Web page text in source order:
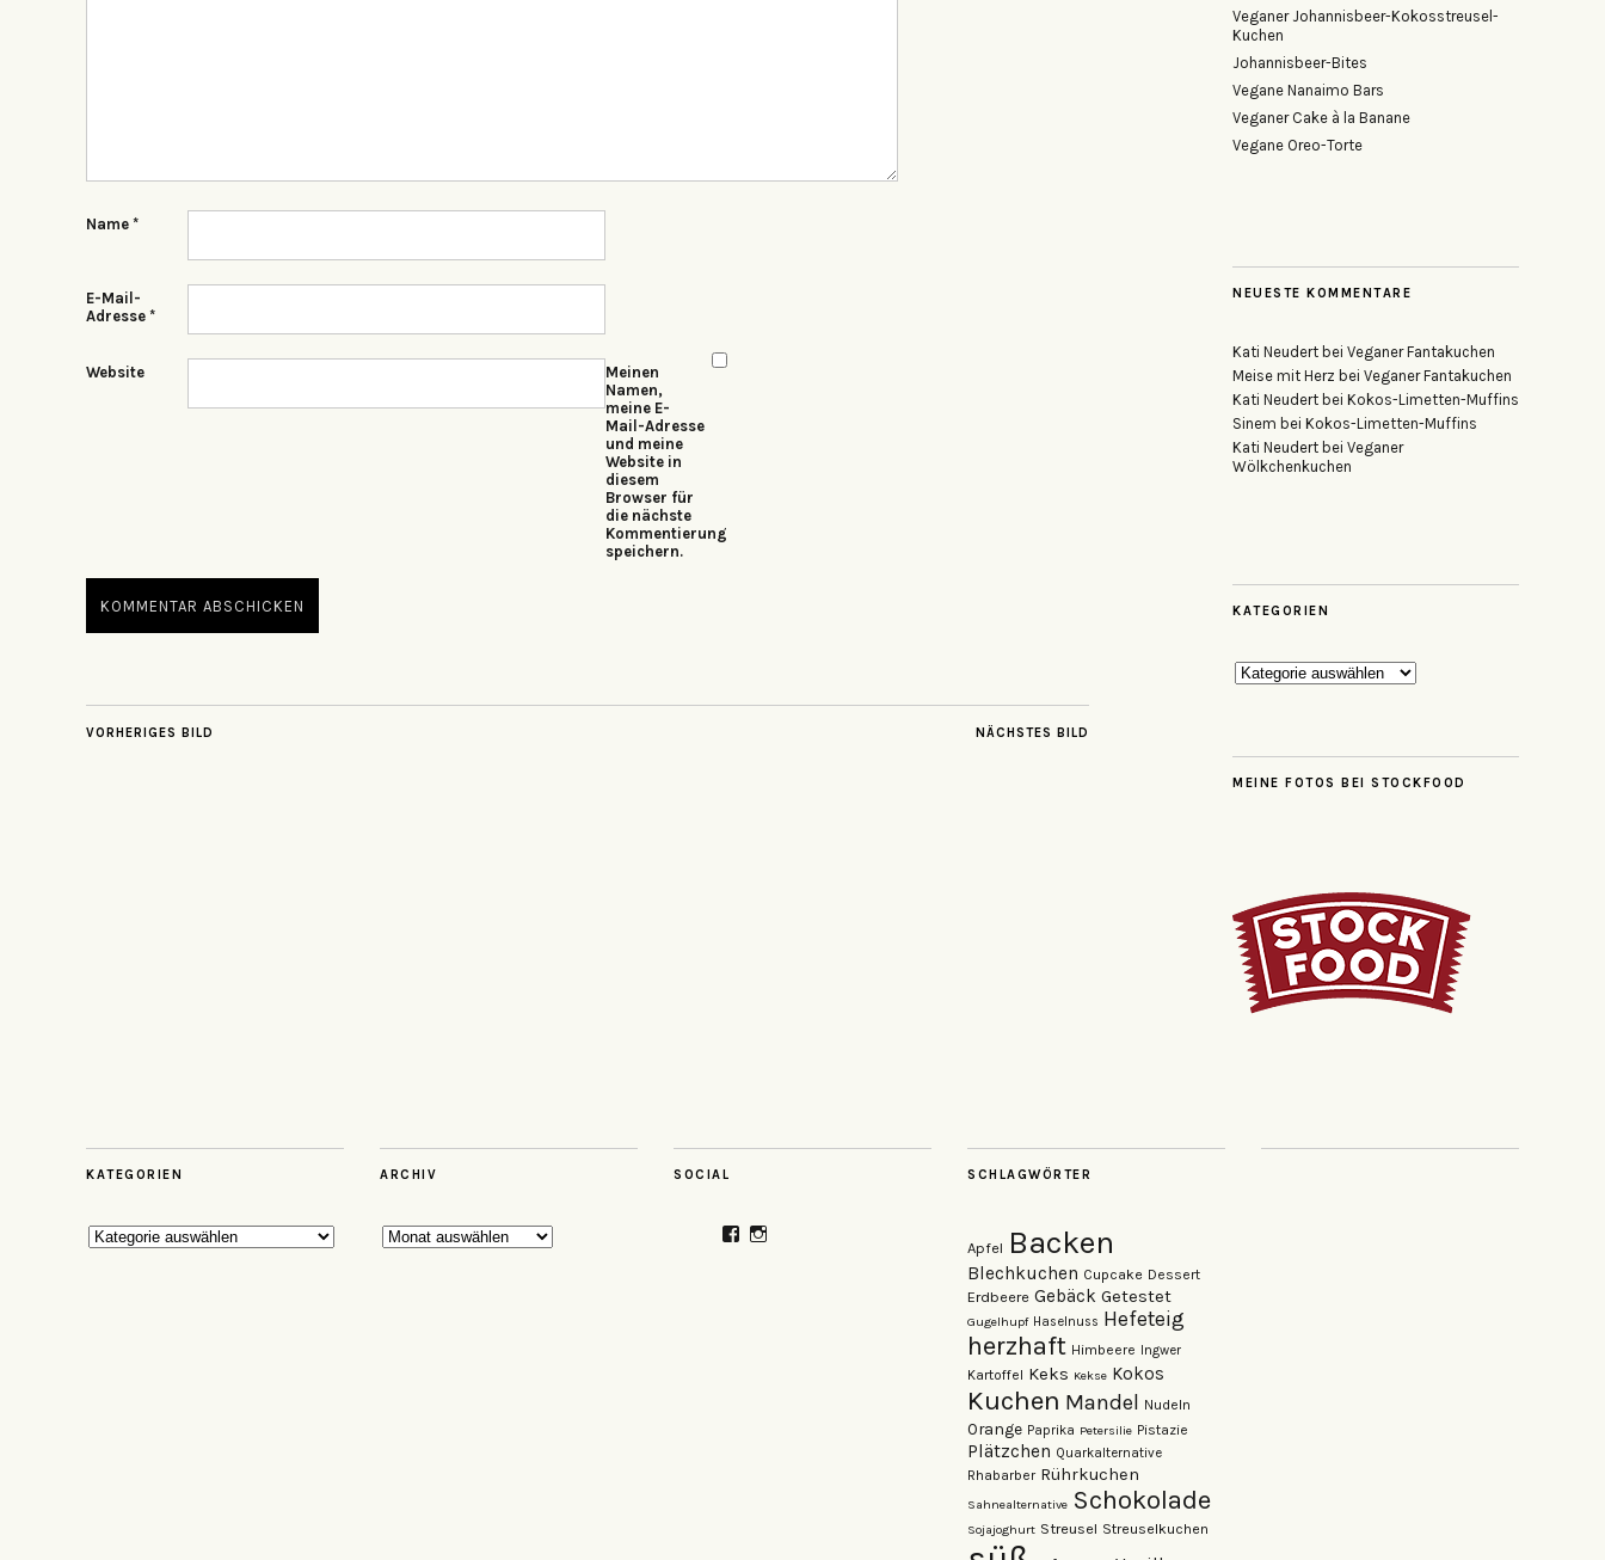
Name *
E-Mail-
Adresse *
Website
Meinen
Namen,
meine E-
Mail-Adresse
und meine
Website in
diesem
Browser für
die nächste
Kommentierung
speichern.
NÄCHSTES BILD
VORHERIGES BILD
Veganer Johannisbeer-Kokosstreusel-
Kuchen
Johannisbeer-Bites
Vegane Nanaimo Bars
Veganer Cake à la Banane
Vegane Oreo-Torte
NEUESTE KOMMENTARE
Kati Neudert bei Veganer Fantakuchen
Meise mit Herz bei Veganer Fantakuchen
Kati Neudert bei Kokos-Limetten-Muffins
Sinem bei Kokos-Limetten-Muffins
Kati Neudert bei Veganer
Wölkchenkuchen
KATEGORIEN
Kategorien
MEINE FOTOS BEI STOCKFOOD
KATEGORIEN
Kategorien
ARCHIV
Archiv
SOCIAL
ProfilProfil
SCHLAGWÖRTER
Apfel Backen
Blechkuchen Cupcake Dessert
Erdbeere Gebäck Getestet
Gugelhupf Haselnuss Hefeteig
herzhaft Himbeere Ingwer
Kartoffel Keks Kekse Kokos
Kuchen Mandel Nudeln
Orange Paprika Petersilie Pistazie
Plätzchen Quarkalternative
Rhabarber Rührkuchen
Sahnealternative Schokolade
Sojajoghurt Streusel Streuselkuchen